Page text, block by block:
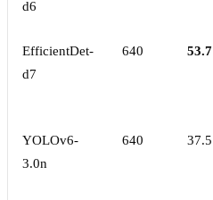
d6
EfficientDet-
d7
640 53.7
YOLOv6-
3.0n
640 37.5